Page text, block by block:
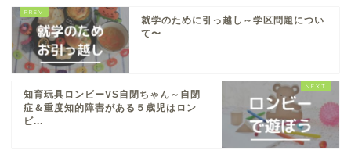
就学のために引っ越し～学区問題につい
て〜
知育玩具ロンビーVS自閉ちゃん～自閉
症＆重度知的障害がある５歳児はロン
ビ...